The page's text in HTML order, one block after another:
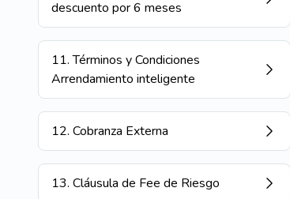
descuento por 6 meses
11.Términos y Condiciones
Arrendamiento inteligente
12. Cobranza Externa
13. Cláusula de Fee de Riesgo